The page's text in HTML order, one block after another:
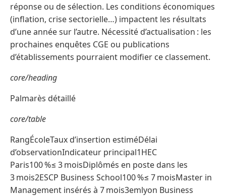
réponse ou de sélection. Les conditions économiques
(inflation, crise sectorielle…) impactent les résultats
d’une année sur l’autre. Nécessité d’actualisation : les
prochaines enquêtes CGE ou publications
d’établissements pourraient modifier ce classement.
core/heading
Palmarès détaillé
core/table
RangÉcoleTaux d’insertion estiméDélai
d’observationIndicateur principal1HEC
Paris100 %≤ 3 moisDiplômés en poste dans les
3 mois2ESCP Business School100 %≤ 7 moisMaster in
Management insérés à 7 mois3emlyon Business